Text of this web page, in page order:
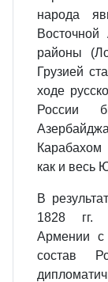
народа
районы
Грузией
ходе
России
как и весь
В
1828 гг.
Армении
состав